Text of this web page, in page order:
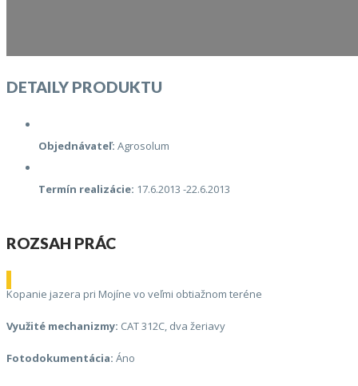
DETAILY PRODUKTU
Objednávateľ: Agrosolum
Termín realizácie: 17.6.2013 -22.6.2013
ROZSAH PRÁC
Kopanie jazera pri Mojíne vo veľmi obtiažnom teréne
Využité mechanizmy: CAT 312C, dva žeriavy
Fotodokumentácia: Áno